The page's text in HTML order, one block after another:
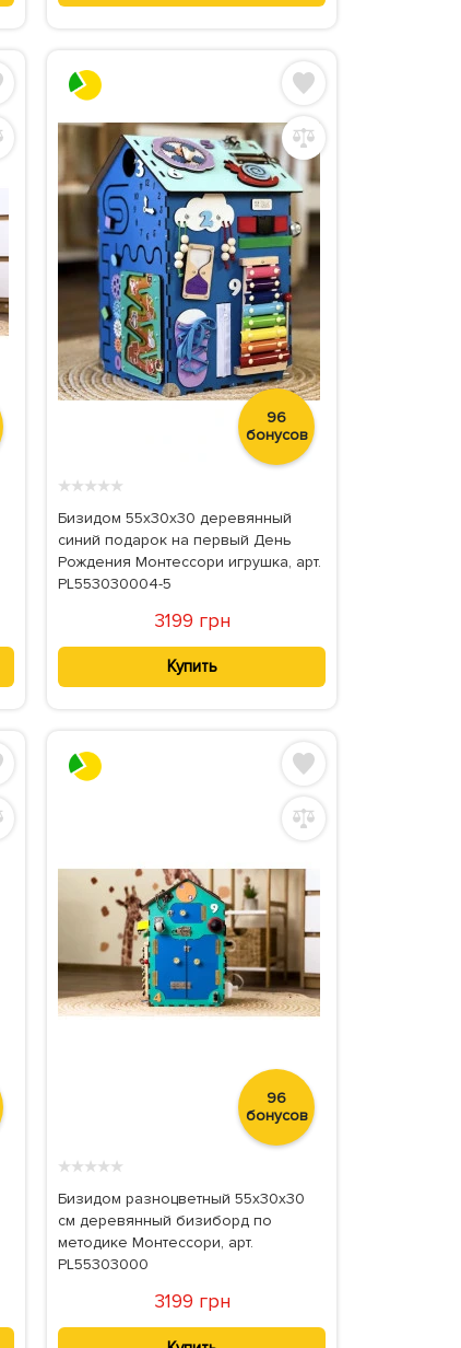
96
бонусов
★★★★★
Бизидом 55x30x30 деревянный
синий подарок на первый День
Рождения Монтессори игрушка, арт.
PL553030004-5
3199 грн
Купить
96
бонусов
★★★★★
Бизидом разноцветный 55х30х30
см деревянный бизиборд по
методике Монтессори, арт.
PL55303000
3199 грн